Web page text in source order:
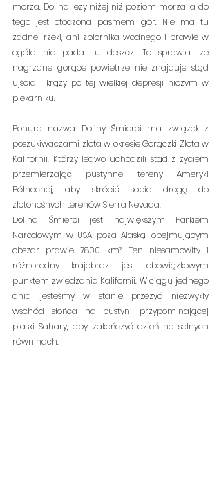
morza. Dolina leży niżej niż poziom morza, a do
tego jest otoczona pasmem gór. Nie ma tu
żadnej rzeki, ani zbiornika wodnego i prawie w
ogóle nie pada tu deszcz. To sprawia, że
nagrzane gorące powietrze nie znajduje stąd
ujścia i krąży po tej wielkiej depresji niczym w
piekarniku.
Ponura nazwa Doliny Śmierci ma związek z
poszukiwaczami złota w okresie Gorączki Złota w
Kalifornii. Którzy ledwo uchodzili stąd z życiem
przemierzając pustynne tereny Ameryki
Północnej, aby skrócić sobie drogę do
złotonośnych terenów Sierra Nevada.
Dolina Śmierci jest największym Parkiem
Narodowym w USA poza Alaską, obejmującym
obszar prawie 7800 km². Ten niesamowity i
różnorodny krajobraz jest obowiązkowym
punktem zwiedzania Kalifornii. W ciągu jednego
dnia jesteśmy w stanie przeżyć niezwykły
wschód słońca na pustyni przypominającej
piaski Sahary, aby zakończyć dzień na solnych
równinach.